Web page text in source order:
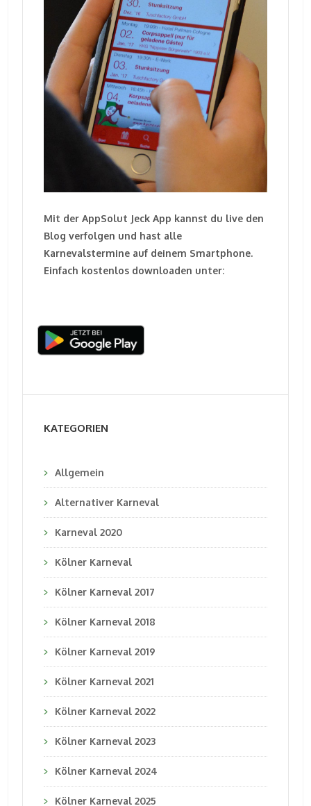
Mit der AppSolut Jeck App kannst du live den
Blog verfolgen und hast alle
Karnevalstermine auf deinem Smartphone.
Einfach kostenlos downloaden unter:
KATEGORIEN
Allgemein
Alternativer Karneval
Karneval 2020
Kölner Karneval
Kölner Karneval 2017
Kölner Karneval 2018
Kölner Karneval 2019
Kölner Karneval 2021
Kölner Karneval 2022
Kölner Karneval 2023
Kölner Karneval 2024
Kölner Karneval 2025